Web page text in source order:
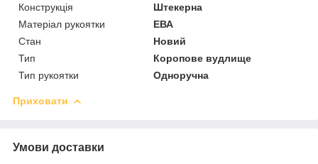
Конструкція
Штекерна
Матеріал рукоятки
ЕВА
Стан
Новий
Тип
Коропове вудлище
Тип рукоятки
Одноручна
Приховати
Умови доставки